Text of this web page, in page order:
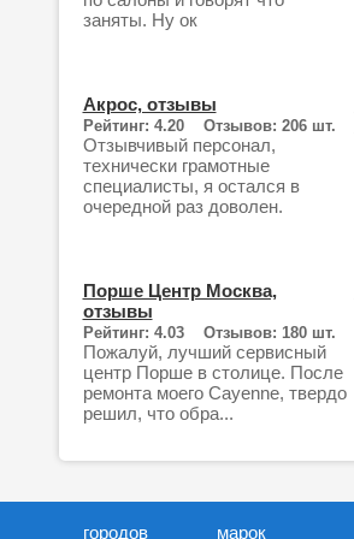
заняты. Ну ок
Акрос, отзывы
Рейтинг: 4.20 Отзывов: 206 шт.
Отзывчивый персонал,
технически грамотные
специалисты, я остался в
очередной раз доволен.
Порше Центр Москва,
отзывы
Рейтинг: 4.03 Отзывов: 180 шт.
Пожалуй, лучший сервисный
центр Порше в столице. После
ремонта моего Cayenne, твердо
решил, что обра...
городов марок